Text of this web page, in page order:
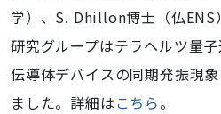
学）、S. Dhillon博士（仏ENS
研究グループはテラヘルツ量
伝導体デバイスの同期発振現
ました。詳細は こちら。